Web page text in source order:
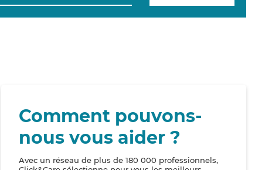
Comment pouvons-
nous vous aider ?
Avec un réseau de plus de 180 000 professionnels,